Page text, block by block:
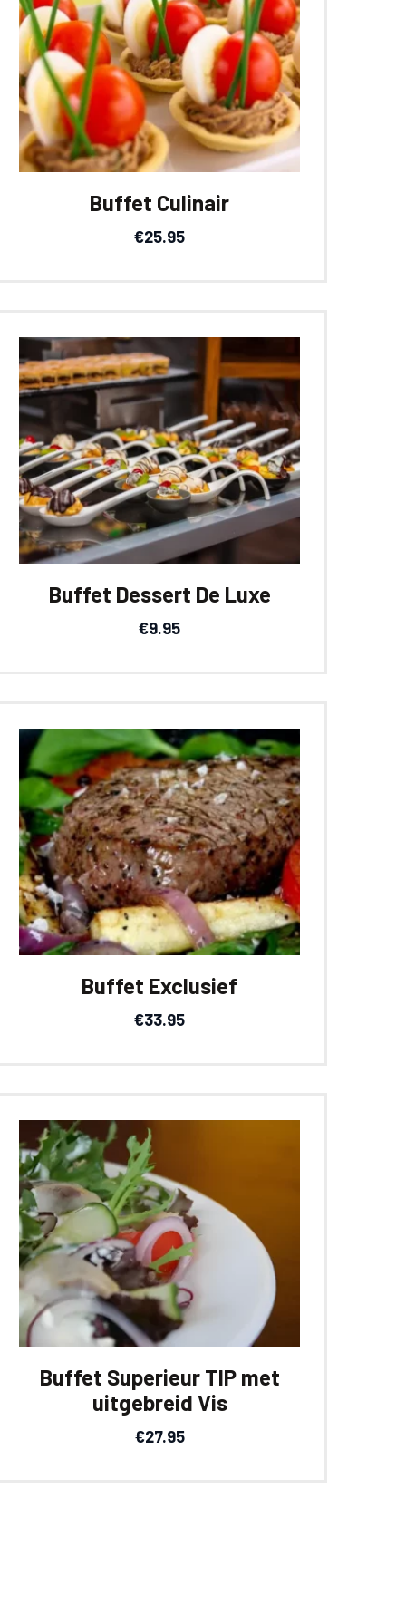
Buffet Culinair
€25.95
Buffet Dessert De Luxe
€9.95
Buffet Exclusief
€33.95
Buffet Superieur TIP met
uitgebreid Vis
€27.95